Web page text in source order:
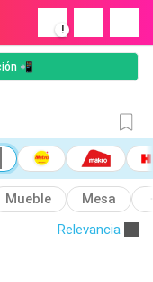
!
📲
Mueble
Mesa
Relevancia